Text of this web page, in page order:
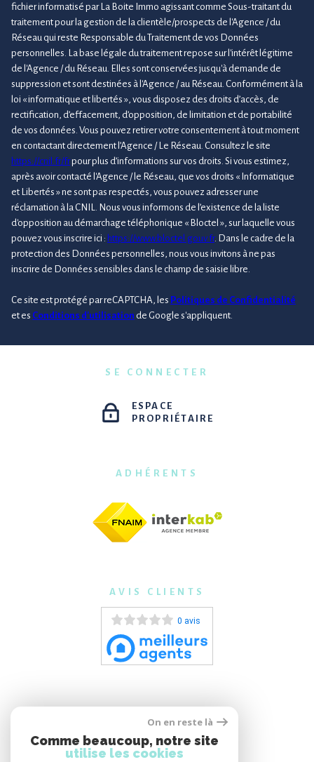
fichier informatisé par La Boite Immo agissant comme Sous-traitant du
traitement pour la gestion de la clientèle/prospects de l'Agence / du
Réseau qui reste Responsable du Traitement de vos Données
personnelles. La base légale du traitement repose sur l'intérêt légitime
de l'Agence / du Réseau. Elles sont conservées jusqu'à demande de
suppression et sont destinées à l'Agence / au Réseau. Conformément à la
loi « informatique et libertés », vous disposez des droits d’accès, de
rectification, d’effacement, d’opposition, de limitation et de portabilité
de vos données. Vous pouvez retirer votre consentement à tout moment
en contactant directement l’Agence / Le Réseau. Consultez le site
https://cnil.fr/frpour plus d’informations sur vos droits. Si vous estimez,
après avoir contacté l'Agence / le Réseau, que vos droits « Informatique
et Libertés » ne sont pas respectés, vous pouvez adresser une
réclamation à la CNIL. Nous vous informons de l’existence de la liste
d'opposition au démarchage téléphonique « Bloctel », sur laquelle vous
pouvez vous inscrire ici : https://www.bloctel.gouv.fr. Dans le cadre de la
protection des Données personnelles, nous vous invitons à ne pas
inscrire de Données sensibles dans le champ de saisie libre.
Ce site est protégé par reCAPTCHA, les Politiques de Confidentialité
et es Conditions d'utilisation de Google s'appliquent.
SE CONNECTER
ESPACE
PROPRIÉTAIRE
ADHÉRENTS
AVIS CLIENTS
0 avis
On en reste là
Comme beaucoup, notre site
utilise les cookies